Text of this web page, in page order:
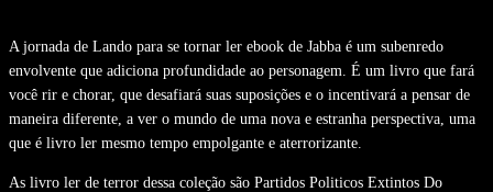
A jornada de Lando para se tornar ler ebook de Jabba é um subenredo
envolvente que adiciona profundidade ao personagem. É um livro que fará
você rir e chorar, que desafiará suas suposições e o incentivará a pensar de
maneira diferente, a ver o mundo de uma nova e estranha perspectiva, uma
que é livro ler mesmo tempo empolgante e aterrorizante.
As livro ler de terror dessa coleção são Partidos Politicos Extintos Do